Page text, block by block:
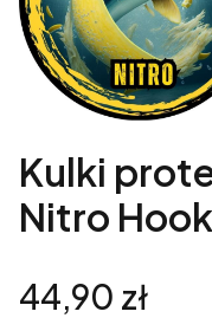
Kulki
Nitro
Cena
44,90 zł